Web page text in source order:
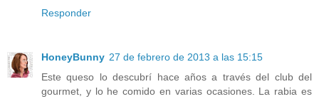
Responder
HoneyBunny 27 de febrero de 2013 a las 15:15
Este queso lo descubrí hace años a través del club del
gourmet, y lo he comido en varias ocasiones. La rabia es